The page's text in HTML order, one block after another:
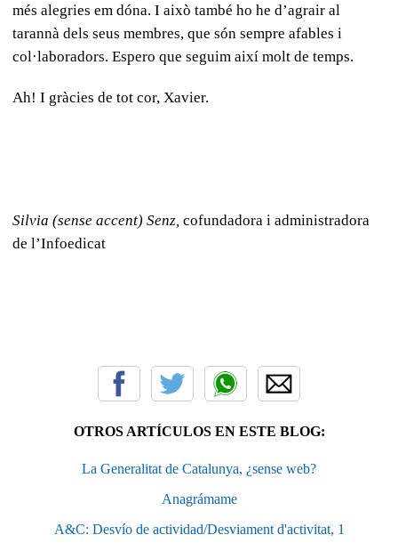
més alegries em dóna. I això també ho he d’agrair al
tarannà dels seus membres, que són sempre afables i
col·laboradors. Espero que seguim així molt de temps.
Ah! I gràcies de tot cor, Xavier.
Silvia (sense accent) Senz, cofundadora i administradora
de l’Infoedicat
OTROS ARTÍCULOS EN ESTE BLOG:
La Generalitat de Catalunya, ¿sense web?
Anagrámame
A&C: Desvío de actividad/Desviament d'activitat, 1